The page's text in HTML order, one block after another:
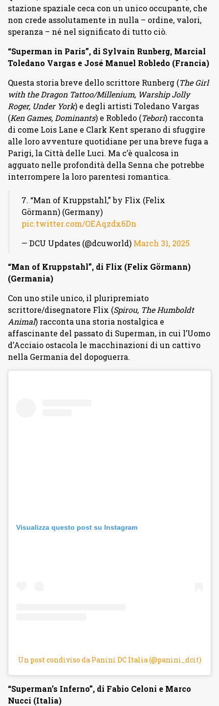
stazione spaziale ceca con un unico occupante, che
non crede assolutamente in nulla – ordine, valori,
speranza – né nel significato di tutto ciò.
“Superman in Paris”, di Sylvain Runberg, Marcial
Toledano Vargas e José Manuel Robledo (Francia)
Questa storia breve dello scrittore Runberg (The Girl
with the Dragon Tattoo/Millenium, Warship Jolly
Roger, Under York) e degli artisti Toledano Vargas
(Ken Games, Dominants) e Robledo (Tebori) racconta
di come Lois Lane e Clark Kent sperano di sfuggire
alle loro avventure quotidiane per una breve fuga a
Parigi, la Città delle Luci. Ma c’è qualcosa in
agguato nelle profondità della Senna che potrebbe
interrompere la loro parentesi romantica.
7. “Man of Kruppstahl,” by Flix (Felix
Görmann) (Germany)
pic.twitter.com/OEAqzdx6Dn
— DCU Updates (@dcuworld) March 31, 2025
“Man of Kruppstahl”, di Flix (Felix Görmann)
(Germania)
Con uno stile unico, il pluripremiato
scrittore/disegnatore Flix (Spirou, The Humboldt
Animal) racconta una storia nostalgica e
affascinante del passato di Superman, in cui l’Uomo
d’Acciaio ostacola le macchinazioni di un cattivo
nella Germania del dopoguerra.
Visualizza questo post su Instagram
Un post condiviso da Panini DC Italia (@panini_dcit)
“Superman’s Inferno”, di Fabio Celoni e Marco
Nucci (Italia)